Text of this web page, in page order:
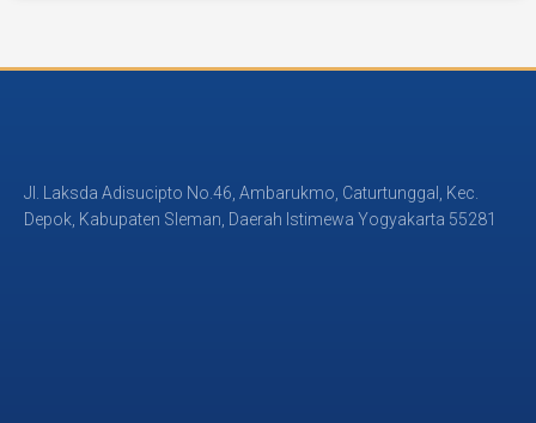
Jl. Laksda Adisucipto No.46, Ambarukmo, Caturtunggal, Kec.
Depok, Kabupaten Sleman, Daerah Istimewa Yogyakarta 55281